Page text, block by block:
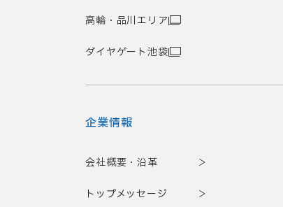
高輪・品川エリア
ダイヤゲート池袋
企業情報
会社概要・沿革
トップメッセージ